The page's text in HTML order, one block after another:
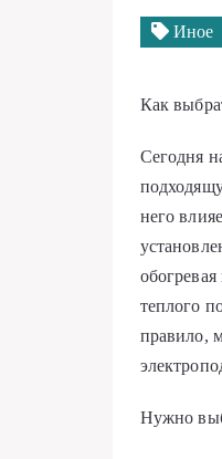
Иное
Как
Сегодня
него
теплого
правило,
Нужно